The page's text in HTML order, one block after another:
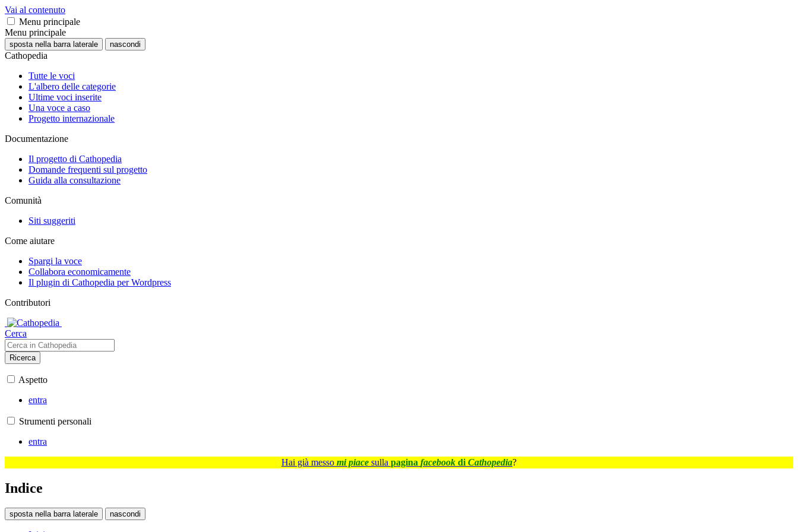
Vai al contenuto
Menu principale
Menu principale
sposta nella barra laterale nascondi
Cathopedia
Tutte le voci
L'albero delle categorie
Ultime voci inserite
Una voce a caso
Progetto internazionale
Documentazione
Il progetto di Cathopedia
Domande frequenti sul progetto
Guida alla consultazione
Comunità
Siti suggeriti
Come aiutare
Spargi la voce
Collabora economicamente
Il plugin di Cathopedia per Wordpress
Contributori
Cerca
Ricerca
Aspetto
entra
Strumenti personali
entra
Hai già messo mi piace sulla pagina facebook di Cathopedia?
Indice
sposta nella barra laterale nascondi